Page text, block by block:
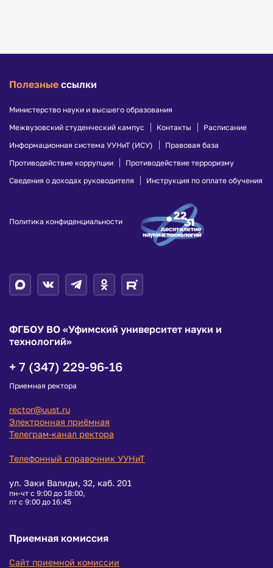
Полезные ссылки
Министерство науки и высшего образования
Межвузовский студенческий кампус
Контакты
Расписание
Информационная система УУНиТ (ИСУ)
Правовая база
Противодействие коррупции
Противодействие терроризму
Сведения о доходах руководителя
Инструкция по оплате обучения
Политика конфиденциальности
ФГБОУ ВО «Уфимский университет науки и
технологий»
+ 7 (347) 229-96-16
Приемная ректора
rector@uust.ru
Электронная приёмная
Телеграм-канал ректора
Телефонный справочник УУНиТ
ул. Заки Валиди, 32, каб. 201
пн-чт с 9:00 до 18:00,
пт с 9:00 до 16:45
Приемная комиссия
Сайт приемной комиссии